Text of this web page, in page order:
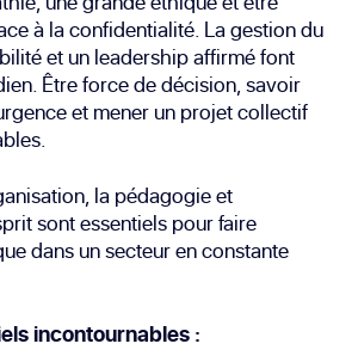
à la confidentialité. La gestion du
et un leadership affirmé font
Être force de décision, savoir
et mener un projet collectif
la pédagogie et
sont essentiels pour faire
dans un secteur en constante
incontournables :